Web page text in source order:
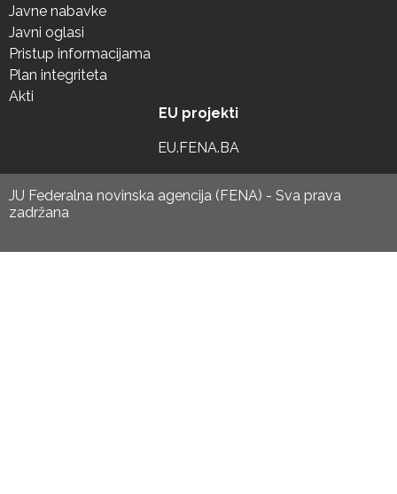
Javne nabavke
Javni oglasi
Pristup informacijama
Plan integriteta
Akti
EU projekti
EU.FENA.BA
JU Federalna novinska agencija (FENA) - Sva prava
zadržana